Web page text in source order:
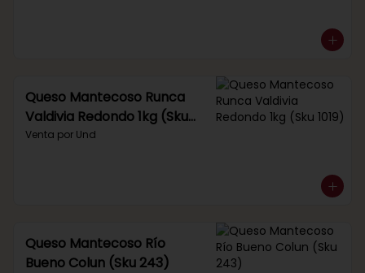
Queso Mantecoso Runca
Valdivia Redondo 1kg (Sku
1019)
Venta por Und
Queso Mantecoso Río
Bueno Colun (Sku 243)